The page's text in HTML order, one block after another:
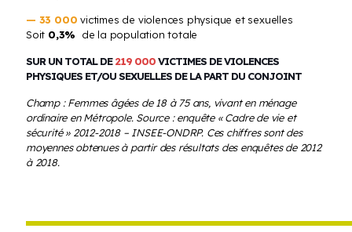
— 33 000 victimes de violences physique et sexuelles
Soit 0,3% de la population totale
SUR UN TOTAL DE219 000VICTIMES DE VIOLENCES
PHYSIQUES ET/OU SEXUELLES DE LA PART DU CONJOINT
Champ : Femmes âgées de 18 à 75 ans, vivant en ménage
ordinaire en Métropole. Source : enquête « Cadre de vie et
sécurité » 2012-2018 – INSEE-ONDRP. Ces chiffres sont des
moyennes obtenues à partir des résultats des enquêtes de 2012
à 2018.